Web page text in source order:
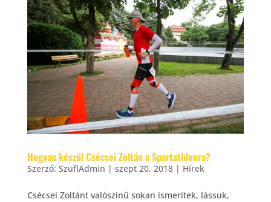
Hogyan készül Csécsei Zoltán a Spartathlonra?
Szerző: SzuflAdmin | szept 20, 2018| Hírek
Csécsei Zoltánt valószínű sokan ismeritek, lássuk,